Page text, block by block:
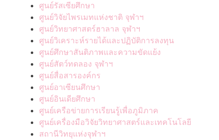
ศูนย์รัสเซียศึกษา
ศูนย์วิจัยไพรเมทแห่งชาติ จุฬาฯ
ศูนย์วิทยาศาสตร์ฮาลาล จุฬาฯ
ศูนย์วิเคราะห์รายได้และปฏิบัติการลงทุน
ศูนย์ศึกษาสันติภาพและความขัดแย้ง
ศูนย์สัตว์ทดลอง จุฬาฯ
ศูนย์สื่อสารองค์กร
ศูนย์อาเซียนศึกษา
ศูนย์อินเดียศึกษา
ศูนย์เครือข่ายการเรียนรู้เพื่อภูมิภาค
ศูนย์เครื่องมือวิจัยวิทยาศาสตร์และเทคโนโลยี
สถานีวิทยุแห่งจุฬาฯ